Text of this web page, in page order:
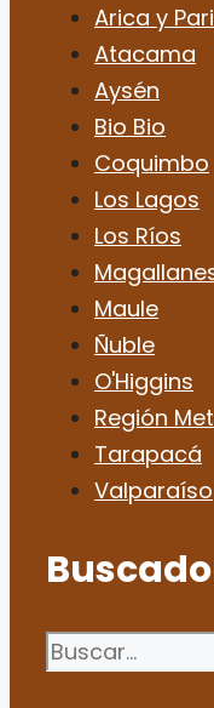
Arica y
Atacama
Aysén
Bio Bio
Coquimbo
Los Lagos
Los Ríos
Maule
Ñuble
O'Higgins
Región
Tarapacá
Valparaíso
Buscar: